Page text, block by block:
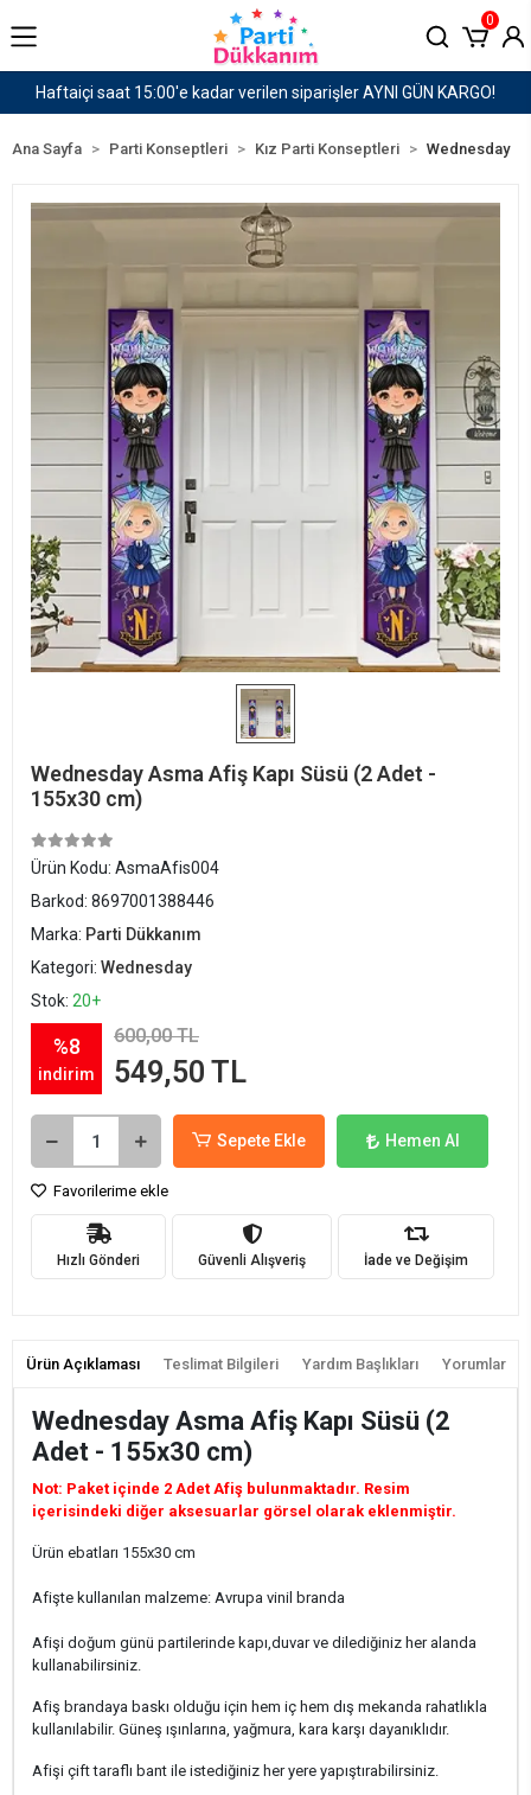
KARGO! 1500 TL ve Üzeri Kargo Ücretsiz!
0
Ana Sayfa Parti Konseptleri Kız Parti Konseptleri Wednesday
Wednesday Asma Afiş Kapı Süsü (2 Adet -
155x30 cm)
Ürün Kodu: AsmaAfis004
Barkod: 8697001388446
Marka: Parti Dükkanım
Kategori: Wednesday
Stok: 20+
%8
indirim
600,00 TL
549,50 TL
Sepete Ekle Hemen Al
Favorilerime ekle
Hızlı Gönderi Güvenli Alışveriş İade ve Değişim
Ürün Açıklaması Teslimat Bilgileri Yardım Başlıkları Yorumlar
Wednesday Asma Afiş Kapı Süsü (2
Adet - 155x30 cm)
Not: Paket içinde 2 Adet Afiş bulunmaktadır. Resim
içerisindeki diğer aksesuarlar görsel olarak eklenmiştir.
Ürün ebatları 155x30 cm
Afişte kullanılan malzeme: Avrupa vinil branda
Afişi doğum günü partilerinde kapı,duvar ve dilediğiniz her alanda
kullanabilirsiniz.
Afiş brandaya baskı olduğu için hem iç hem dış mekanda rahatlıkla
kullanılabilir. Güneş ışınlarına, yağmura, kara karşı dayanıklıdır.
Afişi çift taraflı bant ile istediğiniz her yere yapıştırabilirsiniz.